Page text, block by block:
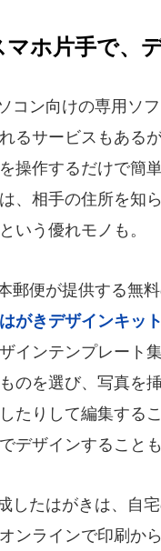
マホ片手で、
コン向けの専用ソ
るサービスもある
操作するだけで簡
、相手の住所を知
いう優れモノも。
郵便が提供する無
はがきデザインキット
インテンプレート
のを選び、写真を
たりして編集する
デザインすることも
したはがきは、自
ンラインで印刷か